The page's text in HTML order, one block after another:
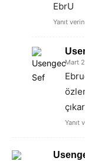
EbrU
Yanıt verin
Mart
Yanıt